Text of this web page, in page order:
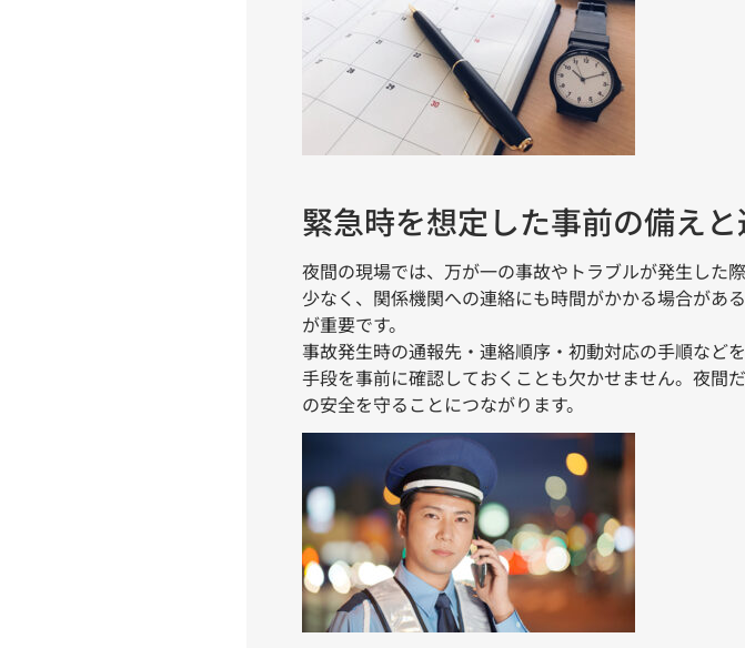
緊急時を想定した事前の備え
夜間の現場では、万が一の事故やトラブルが発生した
少なく、関係機関への連絡にも時間がかかる場合があ
が重要です。
事故発生時の通報先・連絡順序・初動対応の手順など
手段を事前に確認しておくことも欠かせません。夜間
の安全を守ることにつながります。